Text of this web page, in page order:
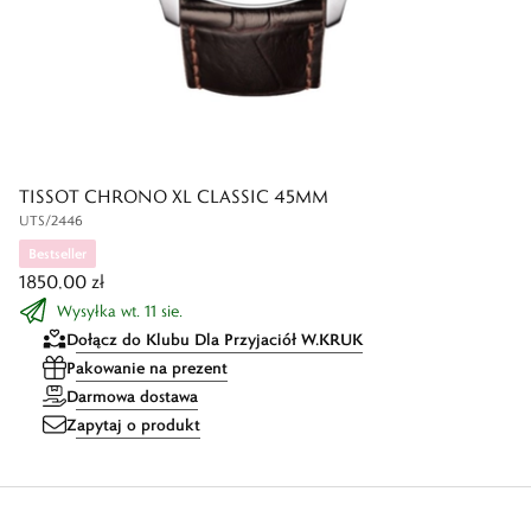
TISSOT CHRONO XL CLASSIC 45MM
UTS/2446
Bestseller
1850,00 zł
Wysyłka wt. 11 sie.
Dołącz do Klubu Dla Przyjaciół W.KRUK
Pakowanie na prezent
Darmowa dostawa
Zapytaj o produkt